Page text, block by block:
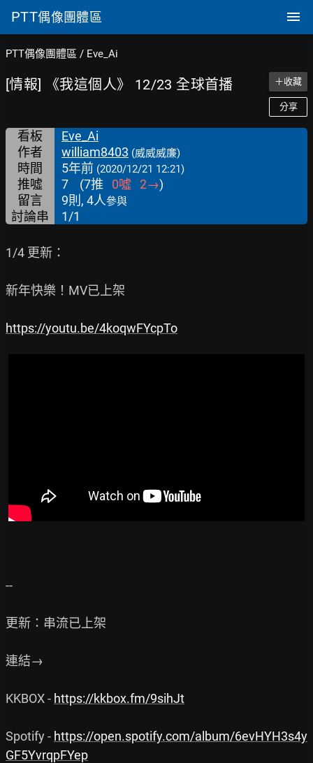
PTT偶像團體區
PTT偶像團體區 / Eve_Ai
[情報] 《我這個人》 12/23 全球首播 ＋收藏
分享
看板
Eve_Ai
作者
william8403 (威威威廉)
時間 5年前 (2020/12/21 12:21)
推噓 7 (7推 0噓 2→)
留言
9則, 4人參與
討論串 1/1
1/4 更新：
新年快樂！MV已上架
https://youtu.be/4koqwFYcpTo
--
更新：串流已上架
連結→
KKBOX - https://kkbox.fm/9sihJt
Spotify - https://open.spotify.com/album/6evHYH3s4y
GF5YvrqpFYep